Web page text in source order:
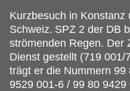
Kurzbesuch in
Schweiz. SPZ 2 der DB
strömenden Regen. Der
Dienst gestellt (719
trägt er die Nummern
9529 001-6 / 99 80